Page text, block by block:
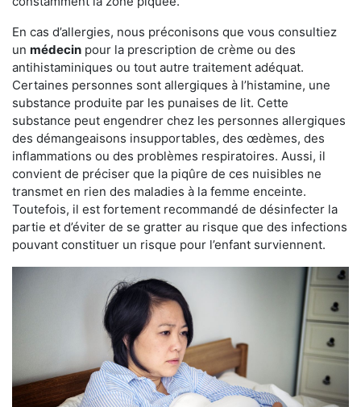
En cas d’allergies, nous préconisons que vous consultiez
un médecin pour la prescription de crème ou des
antihistaminiques ou tout autre traitement adéquat.
Certaines personnes sont allergiques à l’histamine, une
substance produite par les punaises de lit. Cette
substance peut engendrer chez les personnes allergiques
des démangeaisons insupportables, des œdèmes, des
inflammations ou des problèmes respiratoires. Aussi, il
convient de préciser que la piqûre de ces nuisibles ne
transmet en rien des maladies à la femme enceinte.
Toutefois, il est fortement recommandé de désinfecter la
partie et d’éviter de se gratter au risque que des infections
pouvant constituer un risque pour l’enfant surviennent.